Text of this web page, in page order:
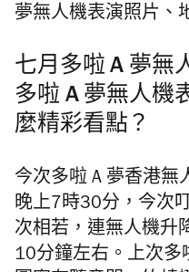
夢無人機表演照片、
七月多啦 A 夢無
多啦 A 夢無人機
麼精彩看點？
今次多啦 A 夢香港無
晚上7時30分，今次
次相若，連無人機升
10分鐘左右。上次多